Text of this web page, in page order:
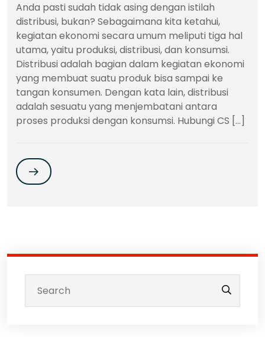
Anda pasti sudah tidak asing dengan istilah
distribusi, bukan? Sebagaimana kita ketahui,
kegiatan ekonomi secara umum meliputi tiga hal
utama, yaitu produksi, distribusi, dan konsumsi.
Distribusi adalah bagian dalam kegiatan ekonomi
yang membuat suatu produk bisa sampai ke
tangan konsumen. Dengan kata lain, distribusi
adalah sesuatu yang menjembatani antara
proses produksi dengan konsumsi. Hubungi CS […]